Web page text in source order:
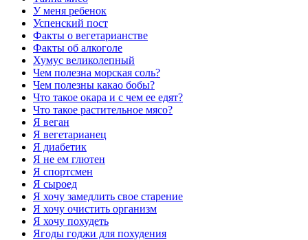
У меня ребенок
Успенский пост
Факты о вегетарианстве
Факты об алкоголе
Хумус великолепный
Чем полезна морская соль?
Чем полезны какао бобы?
Что такое окара и с чем ее едят?
Что такое растительное мясо?
Я веган
Я вегетарианец
Я диабетик
Я не ем глютен
Я спортсмен
Я сыроед
Я хочу замедлить свое старение
Я хочу очистить организм
Я хочу похудеть
Ягоды годжи для похудения